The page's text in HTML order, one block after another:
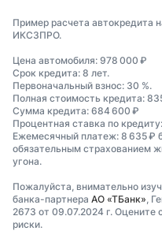
Пример расчета автокредита
ИКС3ПРО.
Цена автомобиля: 978 000 ₽
Срок кредита: 8 лет.
Первоначальный взнос: 30 %.
Полная стоимость кредита:
Сумма кредита: 684 600 ₽
Процентная ставка по
Ежемесячный платеж: 8 635 ₽
обязательным страхованием
угона.
Пожалуйста, внимательно
банка-партнера АО «ТБанк» ,
2673 от 09.07.2024 г.
риски.